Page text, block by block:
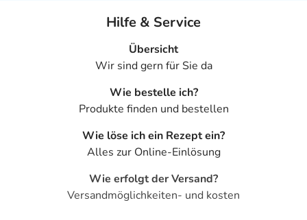
Hilfe & Service
Übersicht
Wir sind gern für Sie da
Wie bestelle ich?
Produkte finden und bestellen
Wie löse ich ein Rezept ein?
Alles zur Online-Einlösung
Wie erfolgt der Versand?
Versandmöglichkeiten- und kosten